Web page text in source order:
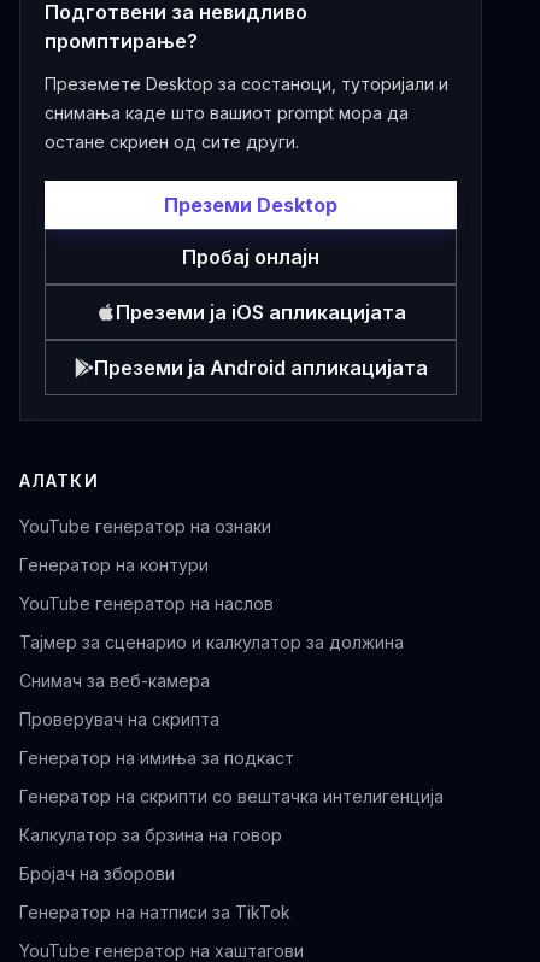
Подготвени за невидливо
промптирање?
Преземете Desktop за состаноци, туторијали и
снимања каде што вашиот prompt мора да
остане скриен од сите други.
Преземи Desktop
Пробај онлајн
Преземи ја iOS апликацијата
Преземи ја Android апликацијата
АЛАТКИ
YouTube генератор на ознаки
Генератор на контури
YouTube генератор на наслов
Тајмер за сценарио и калкулатор за должина
Снимач за веб-камера
Проверувач на скрипта
Генератор на имиња за подкаст
Генератор на скрипти со вештачка интелигенција
Калкулатор за брзина на говор
Бројач на зборови
Генератор на натписи за TikTok
YouTube генератор на хаштагови